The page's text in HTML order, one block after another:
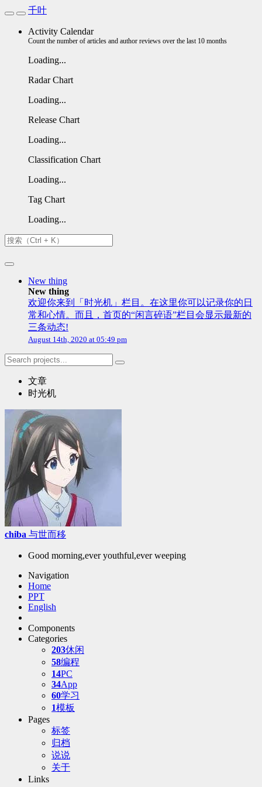
千叶
Activity Calendar
Count the number of articles and author reviews over the last 10 months
Loading...
Radar Chart
Loading...
Release Chart
Loading...
Classification Chart
Loading...
Tag Chart
Loading...
New thing
New thing
欢迎你来到「时光机」栏目。在这里你可以记录你的日
常和心情。而且，首页的“闲言碎语”栏目会显示最新的
三条动态!
August 14th, 2020 at 05:49 pm
文章
时光机
chiba 与世而移
Good morning,ever youthful,ever weeping
Navigation
Home
PPT
English
Components
Categories
203休闲
58编程
14PC
34App
60学习
1模板
Pages
标签
归档
说说
关于
Links